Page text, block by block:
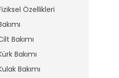
Özellikleri
Bakımı
Bakımı
Bakımı